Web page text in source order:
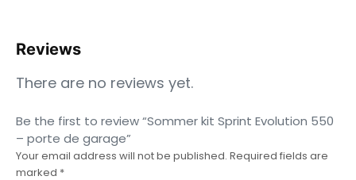
Reviews
There are no reviews yet.
Be the first to review “Sommer kit Sprint Evolution 550
– porte de garage”
Your email address will not be published. Required fields are
marked *